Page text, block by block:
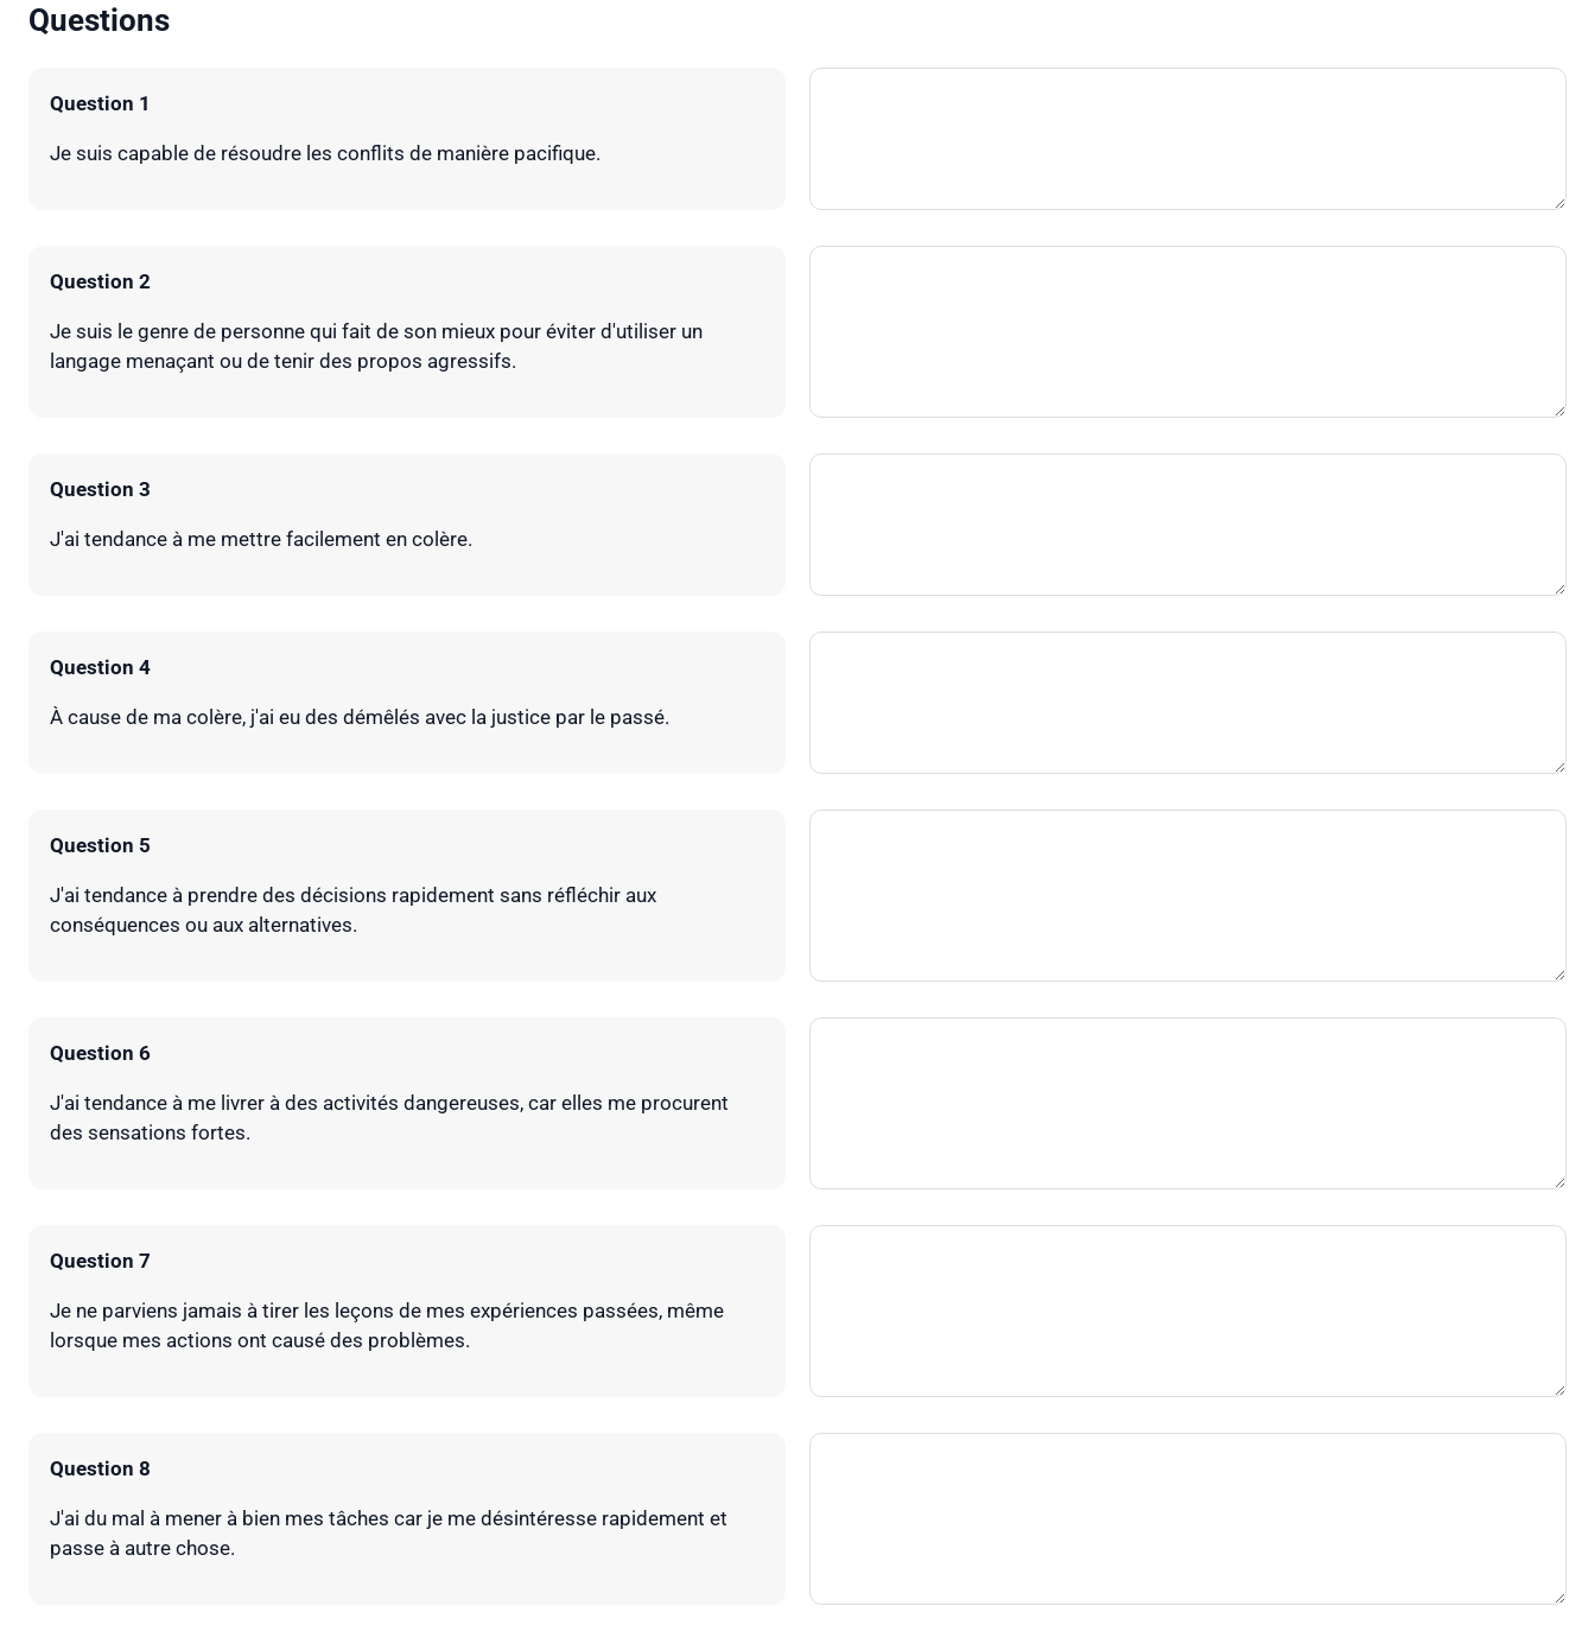
Questions
Question 1
Je suis capable de résoudre les conflits de manière pacifique.
Question 2
Je suis le genre de personne qui fait de son mieux pour éviter d'utiliser un
langage menaçant ou de tenir des propos agressifs.
Question 3
J'ai tendance à me mettre facilement en colère.
Question 4
À cause de ma colère, j'ai eu des démêlés avec la justice par le passé.
Question 5
J'ai tendance à prendre des décisions rapidement sans réfléchir aux
conséquences ou aux alternatives.
Question 6
J'ai tendance à me livrer à des activités dangereuses, car elles me procurent
des sensations fortes.
Question 7
Je ne parviens jamais à tirer les leçons de mes expériences passées, même
lorsque mes actions ont causé des problèmes.
Question 8
J'ai du mal à mener à bien mes tâches car je me désintéresse rapidement et
passe à autre chose.